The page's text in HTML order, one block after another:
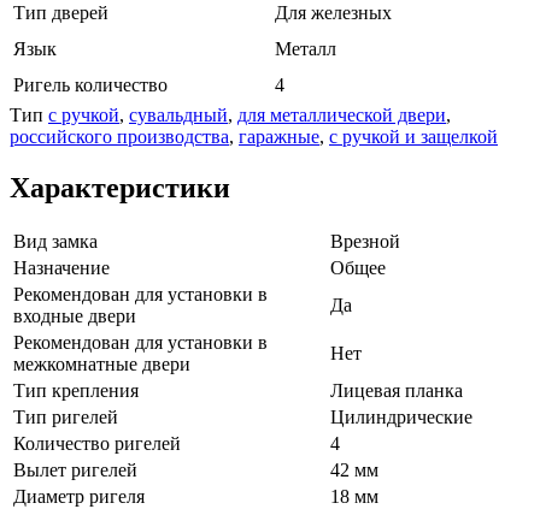
Тип дверей
Для железных
Язык
Металл
Ригель количество
4
Тип с ручкой, сувальдный, для металлической двери,
российского производства, гаражные, с ручкой и защелкой
Характеристики
Вид замка
Врезной
Назначение
Общее
Рекомендован для установки в
входные двери
Да
Рекомендован для установки в
межкомнатные двери
Нет
Тип крепления
Лицевая планка
Тип ригелей
Цилиндрические
Количество ригелей
4
Вылет ригелей
42 мм
Диаметр ригеля
18 мм